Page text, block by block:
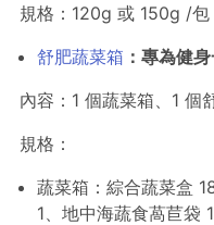
規格：120g 或 150g /
舒肥蔬菜箱 ：專為健
內容：1 個蔬菜箱、1 個
規格：
蔬菜箱：綜合蔬菜盒
1、地中海蔬食萵苣袋